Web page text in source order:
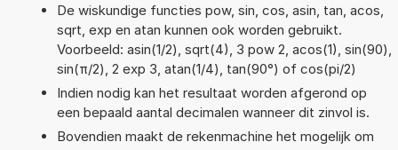
De wiskundige functies pow, sin, cos, asin, tan, acos,
sqrt, exp en atan kunnen ook worden gebruikt.
Voorbeeld: asin(1/2), sqrt(4), 3 pow 2, acos(1), sin(90),
sin(π/2), 2 exp 3, atan(1/4), tan(90°) of cos(pi/2)
Indien nodig kan het resultaat worden afgerond op
een bepaald aantal decimalen wanneer dit zinvol is.
Bovendien maakt de rekenmachine het mogelijk om